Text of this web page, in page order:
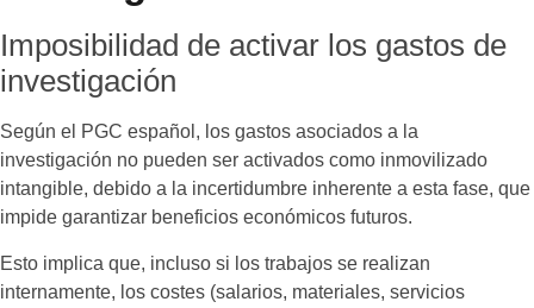
Imposibilidad de activar los gastos de
investigación
Según el PGC español, los gastos asociados a la
investigación no pueden ser activados como inmovilizado
intangible, debido a la incertidumbre inherente a esta fase, que
impide garantizar beneficios económicos futuros.
Esto implica que, incluso si los trabajos se realizan
internamente, los costes (salarios, materiales, servicios